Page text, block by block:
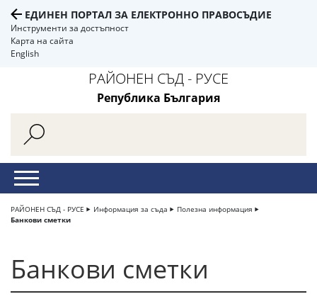
ЕДИНЕН ПОРТАЛ ЗА ЕЛЕКТРОННО ПРАВОСЪДИЕ
Инструменти за достъпност
Карта на сайта
English
РАЙОНЕН СЪД - РУСЕ
Република България
РАЙОНЕН СЪД - РУСЕ Информация за съда
Полезна информация
Банкови сметки
Банкови сметки